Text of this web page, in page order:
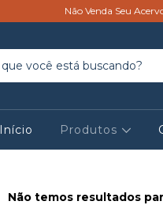
Não Venda Seu
Início Produtos
Não temos resultados